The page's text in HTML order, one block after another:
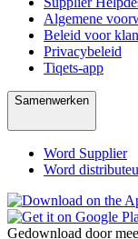
Algemene
Beleid voor
Privacybeleid
Tiqets-app
Samenwerken
Word Supplier
Word
Gedownload door